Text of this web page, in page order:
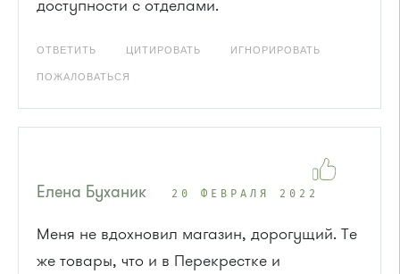
доступности с отделами.
ОТВЕТИТЬ ЦИТИРОВАТЬ ИГНОРИРОВАТЬ
ПОЖАЛОВАТЬСЯ
Елена Буханик 20 ФЕВРАЛЯ 2022
Меня не вдохновил магазин, дорогущий. Те
же товары, что и в Перекрестке и